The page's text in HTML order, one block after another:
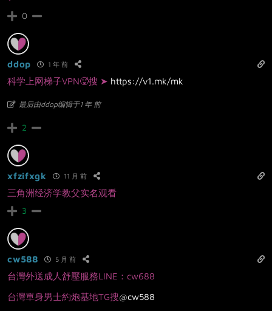
0
ddop 1 年 前
科学上网梯子VPN🥵搜 ➤ https://v1.mk/mk
最后由ddop编辑于1 年 前
2
xfzifxgk 11 月 前
三角洲经济学教父实名观看
3
cw588 5 月 前
台灣外送成人舒壓服務LINE：cw688
台灣單身男士約炮基地TG搜@cw588